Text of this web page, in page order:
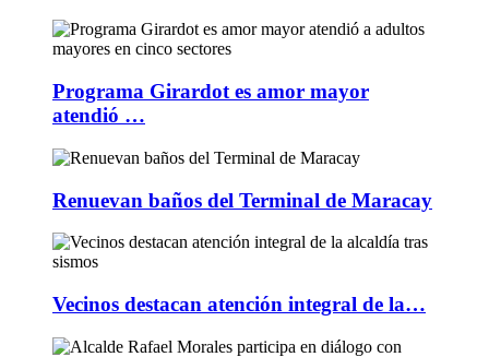
Programa Girardot es amor mayor
atendió …
Renuevan baños del Terminal de Maracay
Vecinos destacan atención integral de la…